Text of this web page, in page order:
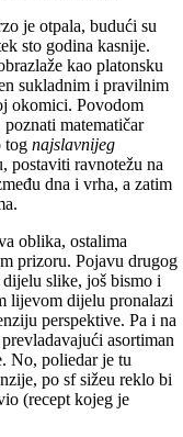
je otpala, budući su
sto godina kasnije.
kao platonsku
sukladnim i pravilnim
okomici. Povodom
matematičar
tog najslavnijeg
postaviti ravnotežu na
dna i vrha, a zatim
oblika, ostalima
prizoru. Pojavu drugog
slike, još bismo i
lijevom dijelu pronalazi
perspektive. Pa i na
asortiman
No, poliedar je tu
po sf sižeu reklo bi
(recept kojeg je